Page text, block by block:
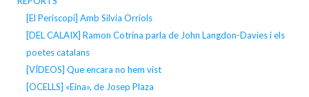
[El Periscopi] Amb Silvia Orriols
[DEL CALAIX] Ramon Cotrina parla de John Langdon-Davies i els
poetes catalans
[VÍDEOS] Que encara no hem vist
[OCELLS] «Eina», de Josep Plaza